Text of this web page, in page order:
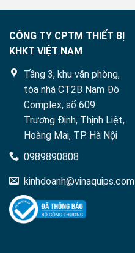
CÔNG TY CPTM THIẾT BỊ
KHKT VIỆT NAM
Tầng 3, khu văn phòng,
tòa nhà CT2B Nam Đô
Complex, số 609
Trương Định, Thịnh Liệt,
Hoàng Mai, TP. Hà Nội
0989890808
kinhdoanh@vinaquips.com